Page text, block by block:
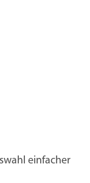
einfacher